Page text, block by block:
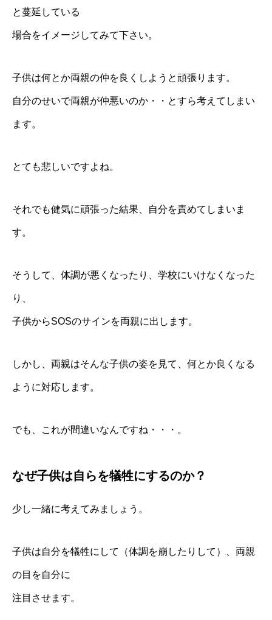
と蔓延している
場合をイメージしてみて下さい。
子供は何とか両親の仲を良くしようと頑張ります。
自分のせいで両親が仲悪いのか・・とすら考えてしまい
ます。
とても悲しいですよね。
それでも健気に頑張った結果、自分を責めてしまいま
す。
そうして、体調が悪くなったり、学校にいけなくなった
り、
子供からSOSのサインを両親に出します。
しかし、両親はそんな子供の姿を見て、何とか良くなる
ように対応します。
でも、これが間違いなんですね・・・。
なぜ子供は自らを犠牲にするのか？
少し一緒に考えてみましょう。
子供は自分を犠牲にして（体調を崩したりして）、両親
の目を自分に
注目させます。